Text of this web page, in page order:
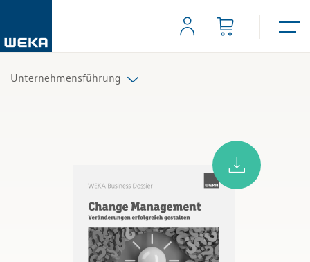
Unternehmensführung